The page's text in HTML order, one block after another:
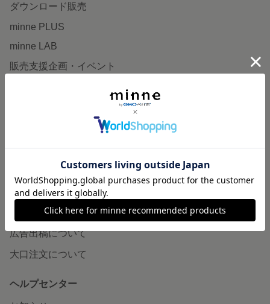
ダウンロード販売
minne PLUS
minne LAB
販売支援企画・イベント
minneとものづくりと
minneの本
企業の方へ
広告出稿について
大口注文について
ヘルプセンター